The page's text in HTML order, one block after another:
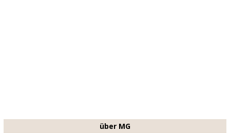
über MG